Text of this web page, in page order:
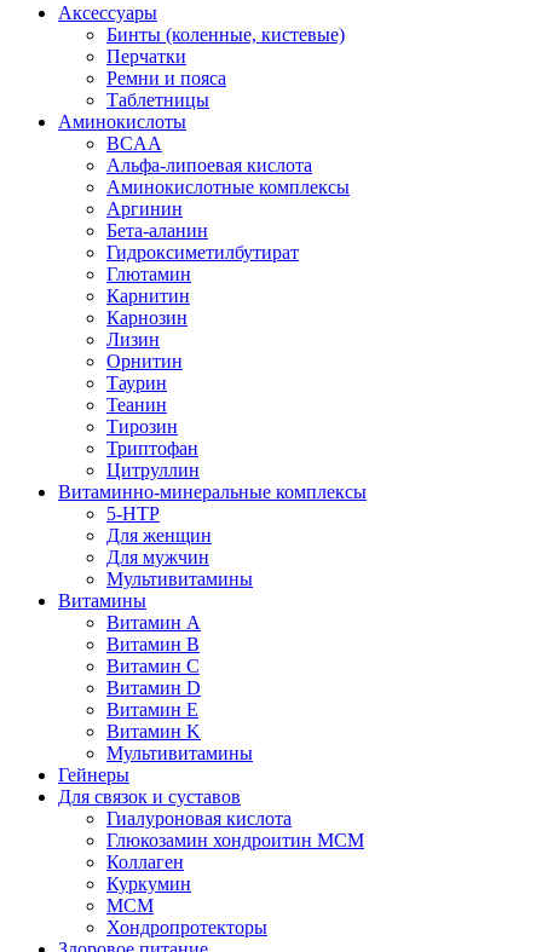
Аксессуары
Бинты (коленные, кистевые)
Перчатки
Ремни и пояса
Таблетницы
Аминокислоты
BCAA
Альфа-липоевая кислота
Аминокислотные комплексы
Аргинин
Бета-аланин
Гидроксиметилбутират
Глютамин
Карнитин
Карнозин
Лизин
Орнитин
Таурин
Теанин
Тирозин
Триптофан
Цитруллин
Витаминно-минеральные комплексы
5-HTP
Для женщин
Для мужчин
Мультивитамины
Витамины
Витамин A
Витамин B
Витамин C
Витамин D
Витамин E
Витамин K
Мультивитамины
Гейнеры
Для связок и суставов
Гиалуроновая кислота
Глюкозамин хондроитин МСМ
Коллаген
Куркумин
МСМ
Хондропротекторы